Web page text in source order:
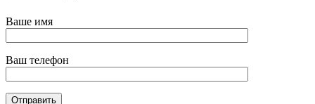
Ваше имя
Ваш телефон